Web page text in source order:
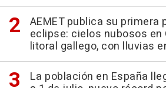
AEMET publica su primera
eclipse: cielos nubosos en
litoral gallego, con lluvias
La población en España